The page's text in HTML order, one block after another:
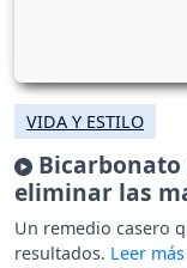
VIDA Y ESTILO
Bicarbonato
eliminar las
Un remedio casero
resultados.